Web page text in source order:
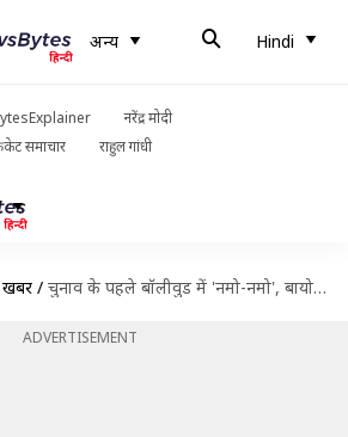
अन्य Hindi
नरेंद्र मोदी
समाचार राहुल गांधी
खबरें / चुनाव के पहले बॉलीवुड में 'नमो-नमो', बायोपिक के बाद अब प्रधानमंत्री पर बन रही वेब सीरीज़
ADVERTISEMENT